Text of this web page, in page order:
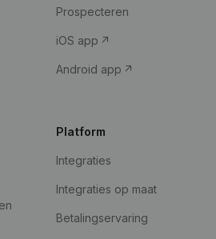
Prospecteren
iOS app
Android app
Platform
Integraties
Integraties op maat
Betalingservaring